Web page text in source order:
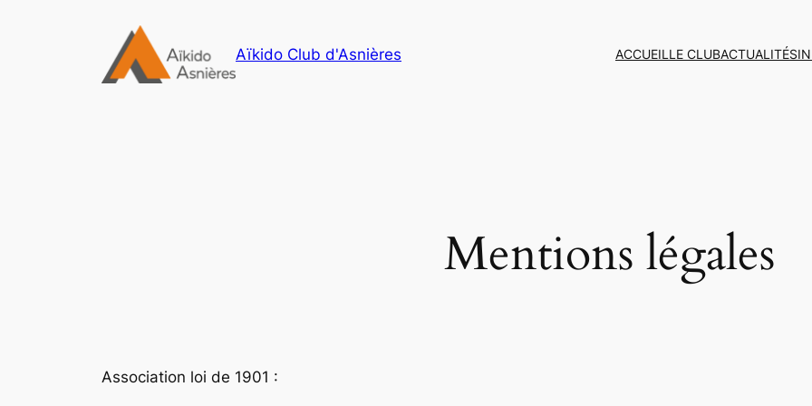
Aïkido Club d'Asnières ACCUEIL LE CLUBACTUALITÉS
Mentions légales
Association loi de 1901 :